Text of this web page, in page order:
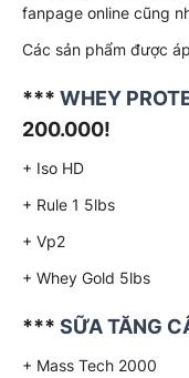
fanpage online cũng
Các sản phẩm được
*** WHEY
200.000!
+ Iso HD
+ Rule 1 5lbs
+ Vp2
+ Whey Gold 5lbs
*** SỮA TĂNG
+ Mass Tech 2000